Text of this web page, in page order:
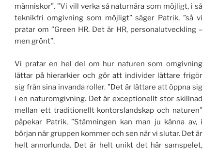
människor”. ”Vi vill verka så naturnära som möjligt, i så
teknikfri omgivning som möjligt” säger Patrik, ”så vi
pratar om ”Green HR. Det är HR, personalutveckling –
men grönt”.
Vi pratar en hel del om hur naturen som omgivning
lättar på hierarkier och gör att individer lättare frigör
sig från sina invanda roller. ”Det är lättare att öppna sig
i en naturomgivning. Det är exceptionellt stor skillnad
mellan ett traditionellt kontorslandskap och naturen”
påpekar Patrik, ”Stämningen kan man ju känna av, i
början när gruppen kommer och sen när vi slutar. Det är
helt annorlunda. Det är helt unikt det här samspelet,